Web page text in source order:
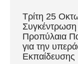
Τρίτη 25
Προπύλαια
για την
Εκπαίδευσης